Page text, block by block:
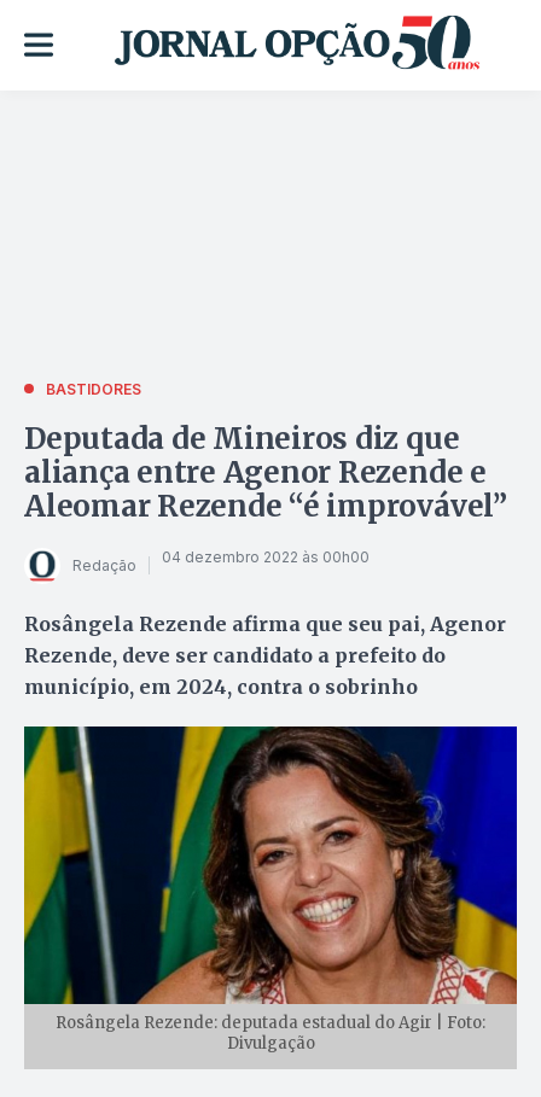
BASTIDORES
Deputada de Mineiros diz que
aliança entre Agenor Rezende e
Aleomar Rezende “é improvável”
Redação 04 dezembro 2022 às 00h00
Rosângela Rezende afirma que seu pai, Agenor
Rezende, deve ser candidato a prefeito do
município, em 2024, contra o sobrinho
Rosângela Rezende: deputada estadual do Agir | Foto:
Divulgação